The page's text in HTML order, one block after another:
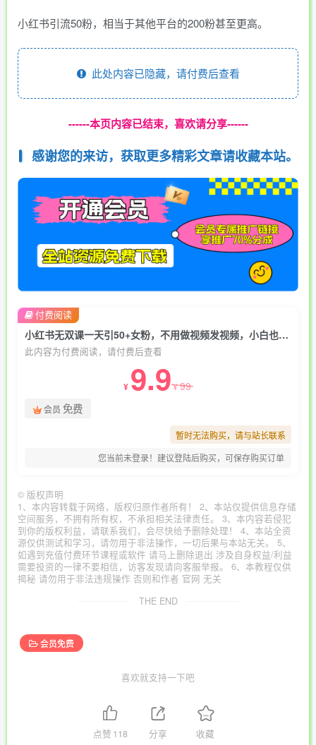
小红书引流50粉，相当于其他平台的200粉甚至更高。
此处内容已隐藏，请付费后查看
------本页内容已结束，喜欢请分享------
感谢您的来访，获取更多精彩文章请收藏本站。
小红书无双课一天引50+女粉，不用做视频发视频，小白也很容易上手拿到结果【仅揭秘】
此内容为付费阅读，请付费后查看
¥ 9.9¥99
会员 免费
暂时无法购买，请与站长联系
您当前未登录！建议登陆后购买，可保存购买订单
付费阅读
© 版权声明
1、本内容转载于网络，版权归原作者所有！ 2、本站仅提供信息存储
空间服务，不拥有所有权，不承担相关法律责任。 3、本内容若侵犯
到你的版权利益，请联系我们，会尽快给予删除处理！ 4、本站全资
源仅供测试和学习，请勿用于非法操作，一切后果与本站无关。 5、
如遇到充值付费环节课程或软件 请马上删除退出 涉及自身权益/利益
需要投资的一律不要相信，访客发现请向客服举报。 6、本教程仅供
揭秘 请勿用于非法违规操作 否则和作者 官网 无关
THE END
会员免费
喜欢就支持一下吧
点赞 118 分享 收藏